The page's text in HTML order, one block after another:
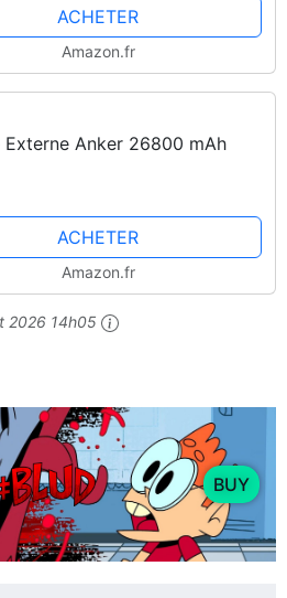
ACHETER
Amazon.fr
Externe Anker 26800 mAh
ACHETER
Amazon.fr
2026 14h05
BUY